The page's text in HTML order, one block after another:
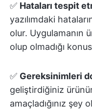
✅ Hataları tespit
yazılımdaki
olur. Uygulamanın
olup olmadığı
✅ Gereksinimleri
geliştirdiğiniz
amaçladığınız şey